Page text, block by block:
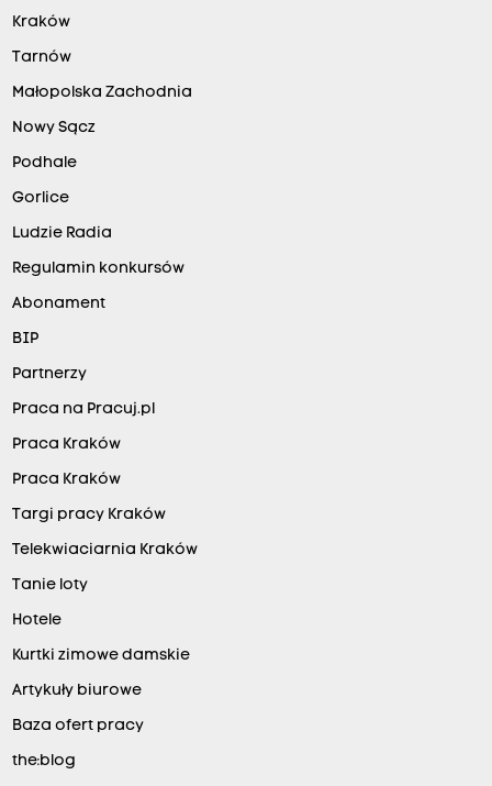
Kraków
Tarnów
Małopolska Zachodnia
Nowy Sącz
Podhale
Gorlice
Ludzie Radia
Regulamin konkursów
Abonament
BIP
Partnerzy
Praca na Pracuj.pl
Praca Kraków
Praca Kraków
Targi pracy Kraków
Telekwiaciarnia Kraków
Tanie loty
Hotele
Kurtki zimowe damskie
Artykuły biurowe
Baza ofert pracy
the:blog